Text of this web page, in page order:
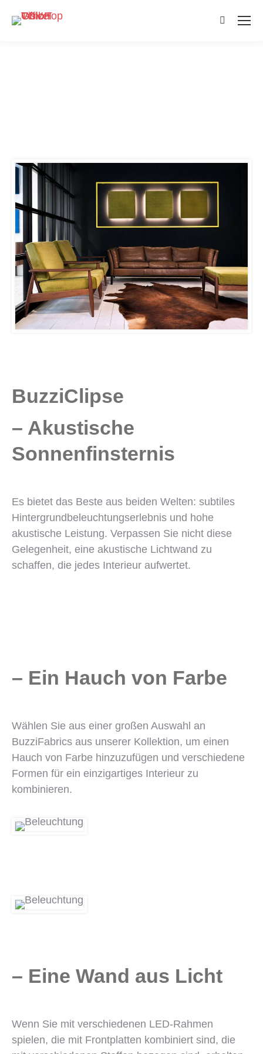
Search:
BuzziClipse
– Akustische
Sonnenfinsternis
Es bietet das Beste aus beiden Welten: subtiles
Hintergrundbeleuchtungserlebnis und hohe
akustische Leistung. Verpassen Sie nicht diese
Gelegenheit, eine akustische Lichtwand zu
schaffen, die jedes Interieur aufwertet.
– Ein Hauch von Farbe
Wählen Sie aus einer großen Auswahl an
BuzziFabrics aus unserer Kollektion, um einen
Hauch von Farbe hinzuzufügen und verschiedene
Formen für ein einzigartiges Interieur zu
kombinieren.
– Eine Wand aus Licht
Wenn Sie mit verschiedenen LED-Rahmen
spielen, die mit Frontplatten kombiniert sind, die